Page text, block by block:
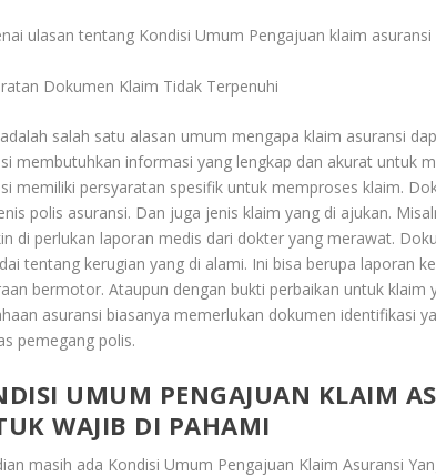
ulasan tentang Kondisi Umum Pengajuan klaim
Dokumen Klaim Tidak Terpenuhi
salah satu alasan umum mengapa klaim asuransi
membutuhkan informasi yang lengkap dan akurat untuk
memiliki persyaratan spesifik untuk memproses klaim.
polis asuransi. Dan juga jenis klaim yang di ajukan.
di perlukan laporan medis dari dokter yang merawat.
tentang kerugian yang di alami. Ini bisa berupa laporan
bermotor. Ataupun dengan bukti perbaikan untuk klaim
asuransi biasanya memerlukan dokumen identifikasi
pemegang polis.
UMUM PENGAJUAN KLAIM
WAJIB DI PAHAMI
masih ada Kondisi Umum Pengajuan Klaim Asuransi